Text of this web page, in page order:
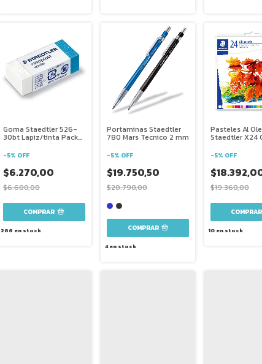
Goma Staedtler 526-
30bt Lapiz/tinta Pack
-5% OFF
$6.270,00
$6.600,00
286 en stock
Portaminas Staedtler
780 Mars Tecnico 2 mm
-5% OFF
$19.750,50
$20.790,00
COMPRAR
4en stock
Pasteles Al
Staedtler X24
-5% OFF
$19.360,00
10en stock